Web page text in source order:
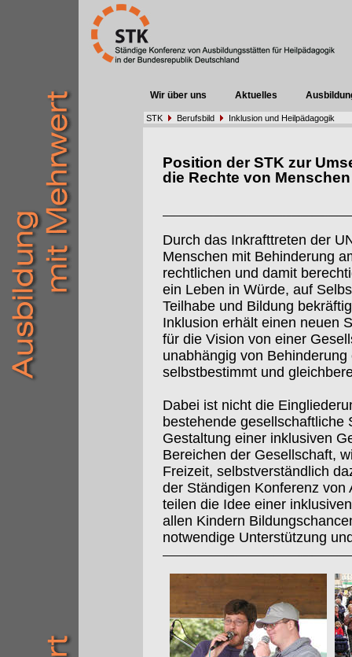
Wir über uns Aktuelles
STK Berufsbild Inklusion und Heilpädagogik
Position der STK zur
die Rechte von
Durch das Inkrafttreten der
Menschen mit Behinderung
rechtlichen und damit
ein Leben in Würde, auf
Teilhabe und Bildung
Inklusion erhält einen neuen
für die Vision von einer
unabhängig von
selbstbestimmt und
Dabei ist nicht die
bestehende gesellschaftliche
Gestaltung einer inklusiven
Bereichen der Gesellschaft,
Freizeit, selbstverständlich
der Ständigen Konferenz
teilen die Idee einer
allen Kindern
notwendige Unterstützung